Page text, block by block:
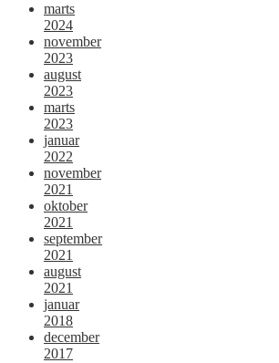
marts
2024
november
2023
august
2023
marts
2023
januar
2022
november
2021
oktober
2021
september
2021
august
2021
januar
2018
december
2017